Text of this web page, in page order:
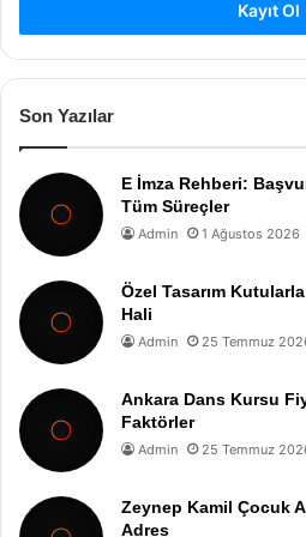
Kayıt Ol
Son Yazılar
E İmza Rehberi:
Tüm Süreçler
Admin 1 Ağustos 2026
Özel Tasarım
Hali
Admin 25 Temmuz
Ankara Dans Kursu
Faktörler
Admin 25 Temmuz
Zeynep Kamil Çocuk
Adres